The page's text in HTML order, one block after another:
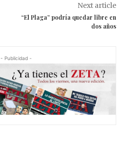
Next article
“El Plaga” podría quedar libre en
dos años
- Publicidad -